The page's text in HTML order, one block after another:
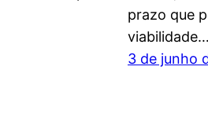
prazo que
viabilidade…
3 de junho